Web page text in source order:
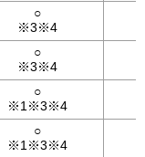
○
※3※4
○
※3※4
○
※1※3※4
○
※1※3※4